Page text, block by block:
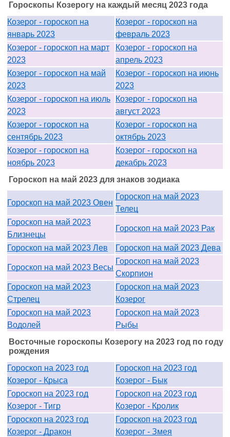
Гороскопы Козерогу на каждый месяц 2023 года
Козерог - гороскоп на
январь 2023
Козерог - гороскоп на
февраль 2023
Козерог - гороскоп на март
2023
Козерог - гороскоп на
апрель 2023
Козерог - гороскоп на май
2023
Козерог - гороскоп на июнь
2023
Козерог - гороскоп на июль
2023
Козерог - гороскоп на
август 2023
Козерог - гороскоп на
сентябрь 2023
Козерог - гороскоп на
октябрь 2023
Козерог - гороскоп на
ноябрь 2023
Козерог - гороскоп на
декабрь 2023
Гороскоп на май 2023 для знаков зодиака
Гороскоп на май 2023 Овен
Гороскоп на май 2023
Телец
Гороскоп на май 2023
Близнецы
Гороскоп на май 2023 Рак
Гороскоп на май 2023 Лев Гороскоп на май 2023 Дева
Гороскоп на май 2023 Весы
Гороскоп на май 2023
Скорпион
Гороскоп на май 2023
Стрелец
Гороскоп на май 2023
Козерог
Гороскоп на май 2023
Водолей
Гороскоп на май 2023
Рыбы
Восточные гороскопы Козерогу на 2023 год по году
рождения
Гороскоп на 2023 год
Козерог - Крыса
Гороскоп на 2023 год
Козерог - Бык
Гороскоп на 2023 год
Козерог - Тигр
Гороскоп на 2023 год
Козерог - Кролик
Гороскоп на 2023 год
Козерог - Дракон
Гороскоп на 2023 год
Козерог - Змея